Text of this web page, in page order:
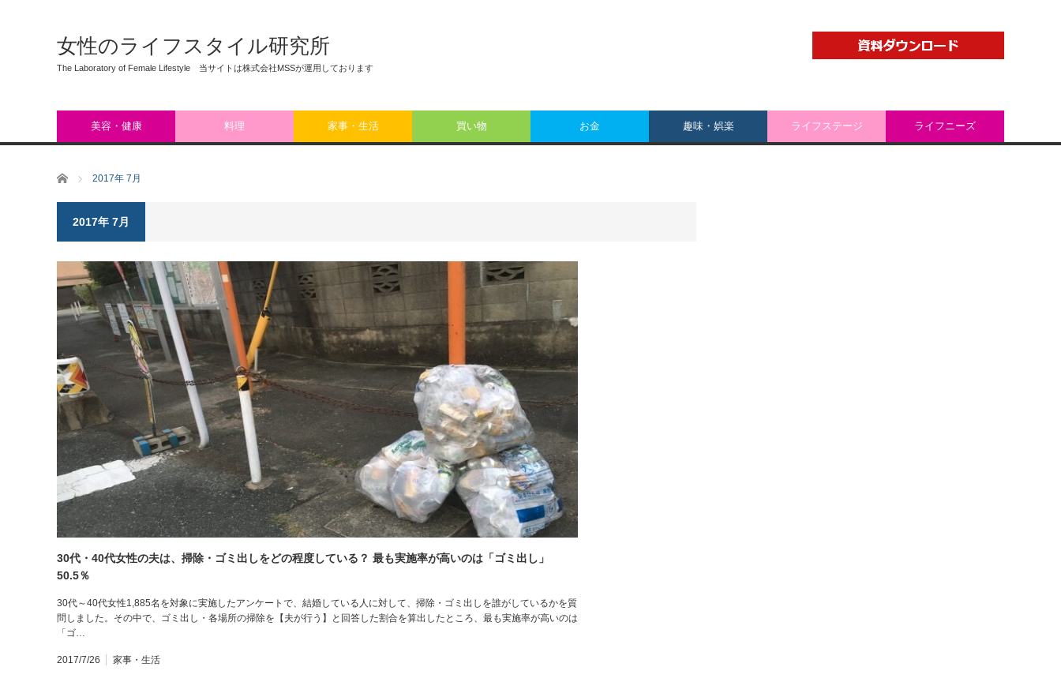
女性のライフスタイル研究所
The Laboratory of Female Lifestyle 当サイトは株式会社MSSが運用しております
美容・健康 料理 家事・生活 買い物 お金 趣味・娯楽 ライフステージ ライフニーズ
ホーム 2017年 7月
2017年 7月
30代・40代女性の夫は、掃除・ゴミ出しをどの程度している？ 最も実施率が高いのは「ゴミ出し」
50.5％
30代～40代女性1,885名を対象に実施したアンケートで、結婚している人に対して、掃除・ゴミ出しを誰がしているかを質
問しました。その中で、ゴミ出し・各場所の掃除を【夫が行う】と回答した割合を算出したところ、最も実施率が高いのは
「ゴ…
2017/7/26 家事・生活